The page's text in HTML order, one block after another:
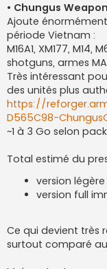
• Chungus
Ajoute
période Vietnam :
M16A1, XM177, M14,
shotguns, armes
Très intéressant
des unités plus
https://
D565C98-
~1 à 3 Go selon
Total estimé du
version légère
version full
Ce qui devient très
surtout comparé